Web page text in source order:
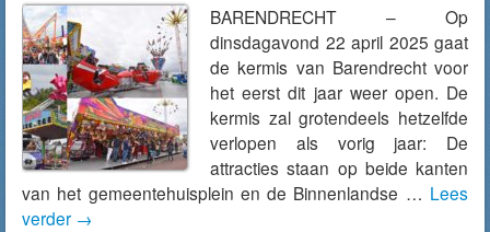
BARENDRECHT – Op
dinsdagavond 22 april 2025 gaat
de kermis van Barendrecht voor
het eerst dit jaar weer open. De
kermis zal grotendeels hetzelfde
verlopen als vorig jaar: De
attracties staan op beide kanten
van het gemeentehuisplein en de Binnenlandse … Lees
verder →